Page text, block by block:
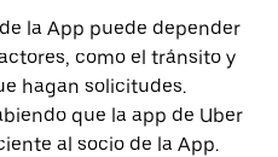
la App puede depender
como el tránsito y
hagan solicitudes.
que la app de Uber
al socio de la App.